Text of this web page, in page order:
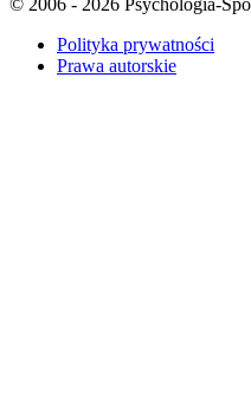
© 2006 - 2026 Psychologia-
Polityka prywatności
Prawa autorskie